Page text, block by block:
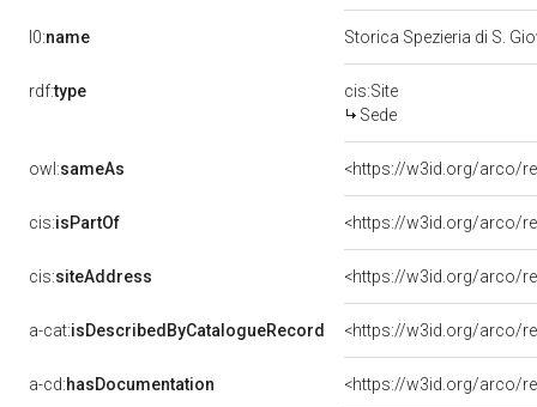
l0:name Storica Spezieria di S.
rdf:type
cis:Site
Sede
owl:sameAs <https://w3id.org/arco/
cis:isPartOf <https://w3id.org/arco/
cis:siteAddress <https://w3id.org/arco/
a-cat:isDescribedByCatalogueRecord <https://w3id.org/arco/
a-cd:hasDocumentation